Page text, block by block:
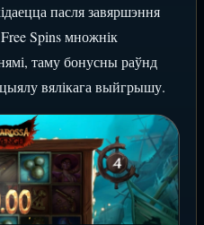
пасля завяршэння
Spins множнік
таму бонусны раўнд
вялікага выйгрышу.